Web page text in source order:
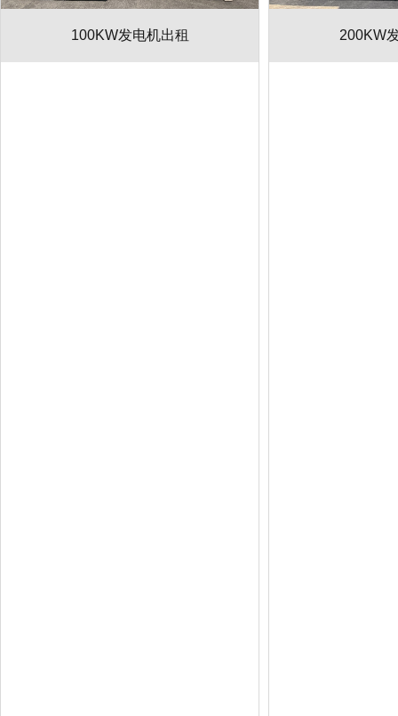
100KW发电机出租 200KW